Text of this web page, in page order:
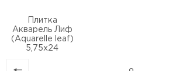
Плитка
Акварель Лиф
(Aquarelle leaf)
5,75х24